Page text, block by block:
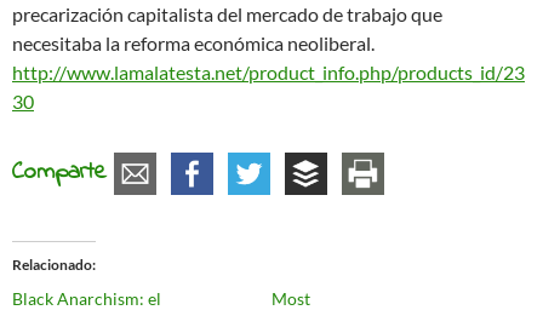
precarización capitalista del mercado de trabajo que
necesitaba la reforma económica neoliberal.
http://www.lamalatesta.net/product_info.php/products_id/23
30
Comparte
Relacionado
Black Anarchism: el
Most